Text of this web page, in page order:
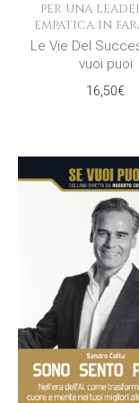
per una
empatica in
Le Vie Del
vuoi puoi
16,50€